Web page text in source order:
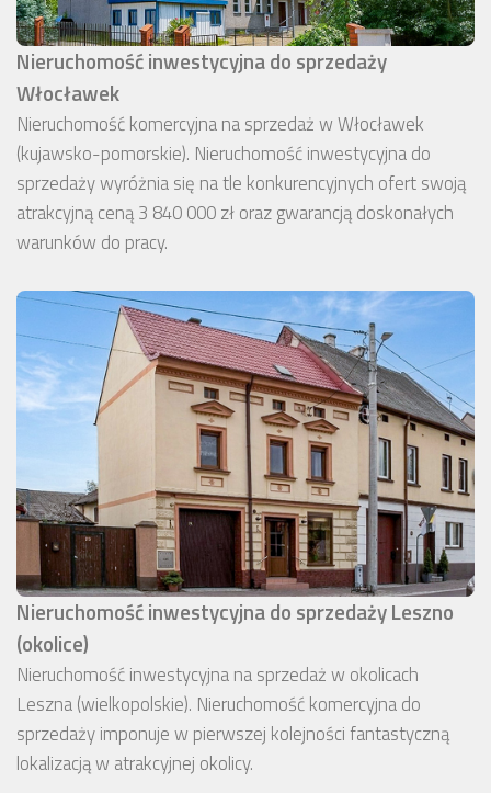
Nieruchomość inwestycyjna do sprzedaży
Włocławek
Nieruchomość komercyjna na sprzedaż w Włocławek
(kujawsko-pomorskie). Nieruchomość inwestycyjna do
sprzedaży wyróżnia się na tle konkurencyjnych ofert swoją
atrakcyjną ceną 3 840 000 zł oraz gwarancją doskonałych
warunków do pracy.
Nieruchomość inwestycyjna do sprzedaży Leszno
(okolice)
Nieruchomość inwestycyjna na sprzedaż w okolicach
Leszna (wielkopolskie). Nieruchomość komercyjna do
sprzedaży imponuje w pierwszej kolejności fantastyczną
lokalizacją w atrakcyjnej okolicy.